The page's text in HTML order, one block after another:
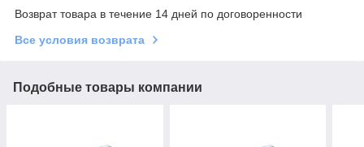
Возврат товара в течение 14 дней по договоренности
Все условия возврата
Подобные товары компании